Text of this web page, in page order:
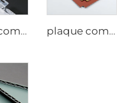
Plaque composite ACP pour finitions bois - 4 mm x 1 220 mm x 2 440 mm plaque composite en aluminium de 4 mm - 4 mm 1220 mm x 2440 mm (122 cm x 244 cm)